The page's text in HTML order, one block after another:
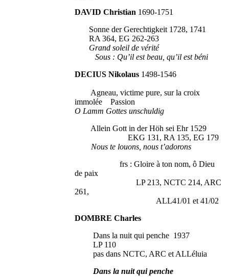
DAVID Christian 1690-1751
Sonne der Gerechtigkeit 1728, 1741
RA 364, EG 262-263
Grand soleil de vérité
Sous : Qu’il est beau, qu’il est béni
DECIUS Nikolaus 1498-1546
Agneau, victime pure, sur la croix
immolée Passion
O Lamm Gottes unschuldig
Allein Gott in der Höh sei Ehr 1529
EKG 131, RA 135, EG 179
Nous te louons, nous t’adorons
frs : Gloire à ton nom, ô Dieu
de paix
LP 213, NCTC 214, ARC
261,
ALL41/01 et 41/02
DOMBRE Charles
Dans la nuit qui penche 1937
LP 110
pas dans NCTC, ARC et ALLéluia
Dans la nuit qui penche